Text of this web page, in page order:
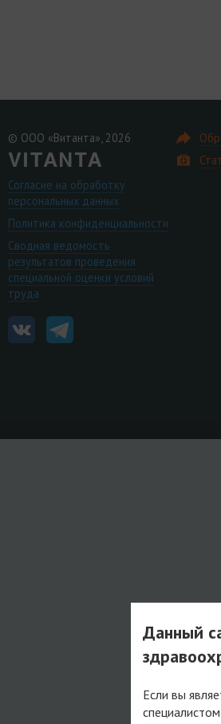
© ООО «Витанта», 2026
Согласие на обработку
персональных данных
Политика конфиденциальности
Сводная ведомость
результатов проведения
специальной оценки условий
труда
Данный
Если вы